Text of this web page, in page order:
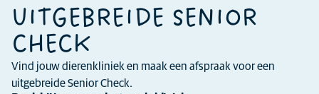
UITGEBREIDE SENIOR
CHECK
Vind jouw dierenkliniek en maak een afspraak voor een
uitgebreide Senior Check.